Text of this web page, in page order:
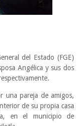
del Estado (FGE)
Angélica y sus dos
una pareja de amigos,
de su propia casa
en el municipio de